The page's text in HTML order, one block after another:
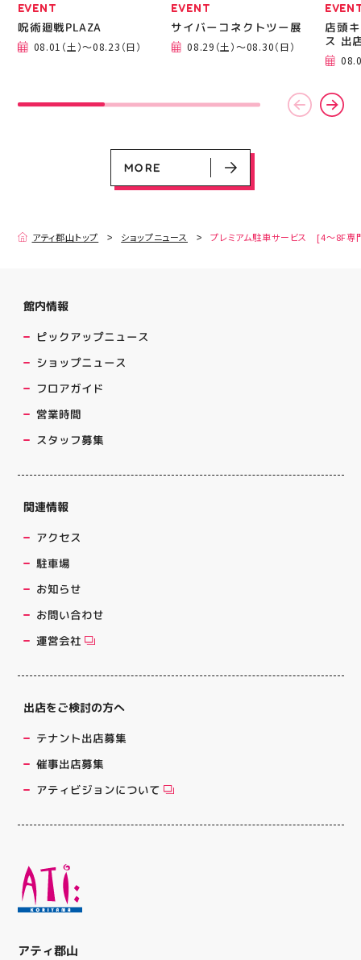
EVENT
EVENT
EVENT
08.01（土）～08.31（月）
EVENT
05.21（木）～09.27（日）
CAMPAIGN
CAMPAIGN
EVENT
呪術廻戦PLAZA
08.01（土）～08.23（日）
EVENT
サイバーコネクトツー展
08.29（土）～08.30（日）
店頭
ス 出
MORE
アティ郡山トップ ショップニュース プレミアム駐車サービス [4～8F専
アティ郡山
館内情報
ピックアップニュース
ショップニュース
フロアガイド
営業時間
スタッフ募集
関連情報
アクセス
駐車場
お知らせ
お問い合わせ
運営会社
出店をご検討の方へ
テナント出店募集
催事出店募集
アティビジョンについて